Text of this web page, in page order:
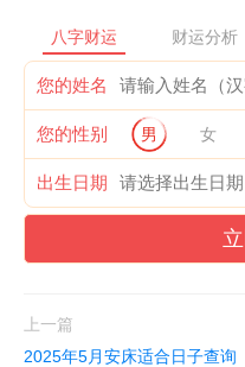
八字财运 财运分析
您的姓名
您的性别 男 女
出生日期
上一篇
2025年5月安床适合日子查询